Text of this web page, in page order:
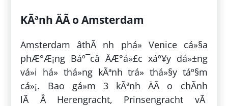
KÃªnh ÄÃ o Amsterdam
Amsterdam âthÃ nh phá» Venice cá»§a
phÆ°Æ¡ng Báº¯câ ÄÆ°á»£c xáº¥y dá»±ng
vá»i há» thá»ng kÃªnh trá» thá»§y táº§m
cá»¡. Bao gá»m 3 kÃªnh ÄÃ o chÃ­nh
lÃ Â Herengracht, Prinsengracht vÃ